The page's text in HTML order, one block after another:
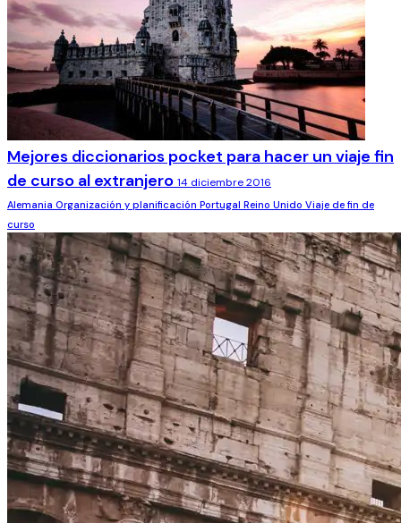
Mejores diccionarios pocket para hacer un viaje fin
de curso al extranjero 14 diciembre 2016
Alemania Organización y planificación Portugal Reino Unido Viaje de fin de
curso